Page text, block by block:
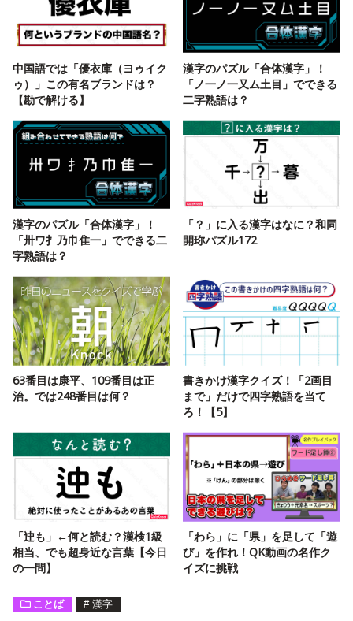
中国語では「優衣庫（ヨゥイク
ゥ）」この有名ブランドは？
【勘で解ける】
漢字のパズル「合体漢字」！
「ノ一ノ一又ム土目」でできる
二字熟語は？
漢字のパズル「合体漢字」！
「卅ワ扌乃巾隹一」でできる二
字熟語は？
「？」に入る漢字はなに？和同
開珎パズル172
63番目は康平、109番目は正
治。では248番目は何？
書きかけ漢字クイズ！「2画目
まで」だけで四字熟語を当て
ろ！【5】
「迚も」←何と読む？漢検1級
相当、でも超身近な言葉【今日
の一問】
「わら」に「県」を足して「遊
び」を作れ！QK動画の名作ク
イズに挑戦
ことば # 漢字